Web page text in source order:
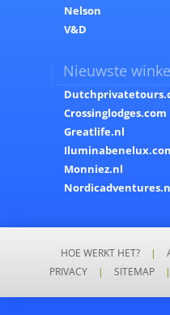
Nelson
V&D
Nieuwste
Crossinglodges.com
Greatlife.nl
Monniez.nl
HOE WERKT HET? |
PRIVACY
| SITEMAP |